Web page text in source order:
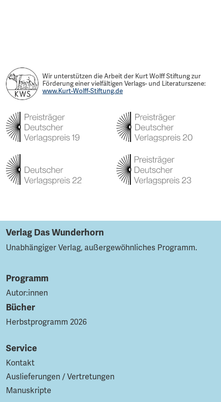
Wir unterstützen die Arbeit der Kurt Wolff Stiftung zur
Förderung einer vielfältigen Verlags- und Literaturszene:
www.Kurt-Wolff-Stiftung.de
Verlag Das Wunderhorn
Unabhängiger Verlag, außergewöhnliches Programm.
Programm
Autor:innen
Bücher
Herbstprogramm 2026
Service
Kontakt
Auslieferungen / Vertretungen
Manuskripte